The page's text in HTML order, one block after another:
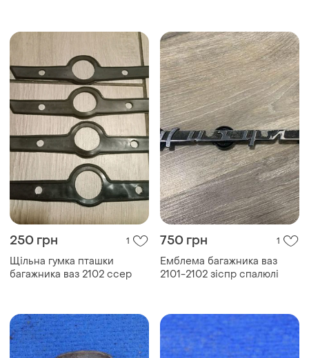
250 грн 1
Щільна гумка пташки
багажника ваз 2102 ссер
750 грн 1
Емблема багажника ваз
2101-2102 зіспр спалюлі